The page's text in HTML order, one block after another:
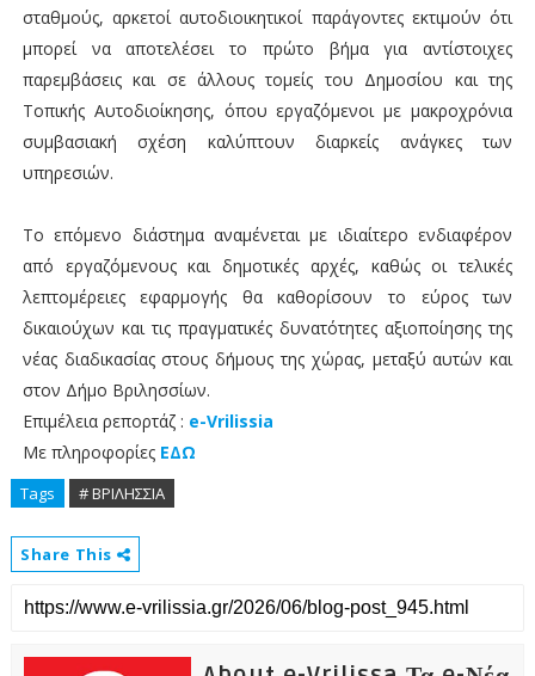
σταθμούς, αρκετοί αυτοδιοικητικοί παράγοντες εκτιμούν ότι
μπορεί να αποτελέσει το πρώτο βήμα για αντίστοιχες
παρεμβάσεις και σε άλλους τομείς του Δημοσίου και της
Τοπικής Αυτοδιοίκησης, όπου εργαζόμενοι με μακροχρόνια
συμβασιακή σχέση καλύπτουν διαρκείς ανάγκες των
υπηρεσιών.
Το επόμενο διάστημα αναμένεται με ιδιαίτερο ενδιαφέρον
από εργαζόμενους και δημοτικές αρχές, καθώς οι τελικές
λεπτομέρειες εφαρμογής θα καθορίσουν το εύρος των
δικαιούχων και τις πραγματικές δυνατότητες αξιοποίησης της
νέας διαδικασίας στους δήμους της χώρας, μεταξύ αυτών και
στον Δήμο Βριλησσίων.
Επιμέλεια ρεπορτάζ : e-Vrilissia
Με πληροφορίες ΕΔΩ
Tags # ΒΡΙΛΗΣΣΙΑ
Share This